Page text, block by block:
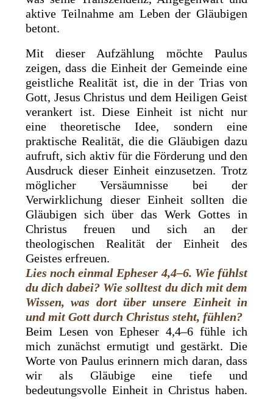
aktive Teilnahme am Leben der Gläubigen
betont.
Mit dieser Aufzählung möchte Paulus
zeigen, dass die Einheit der Gemeinde eine
geistliche Realität ist, die in der Trias von
Gott, Jesus Christus und dem Heiligen Geist
verankert ist. Diese Einheit ist nicht nur
eine theoretische Idee, sondern eine
praktische Realität, die die Gläubigen dazu
aufruft, sich aktiv für die Förderung und den
Ausdruck dieser Einheit einzusetzen. Trotz
möglicher Versäumnisse bei der
Verwirklichung dieser Einheit sollten die
Gläubigen sich über das Werk Gottes in
Christus freuen und sich an der
theologischen Realität der Einheit des
Geistes erfreuen.
Lies noch einmal Epheser 4,4–6. Wie fühlst
du dich dabei? Wie solltest du dich mit dem
Wissen, was dort über unsere Einheit in
und mit Gott durch Christus steht, fühlen?
Beim Lesen von Epheser 4,4–6 fühle ich
mich zunächst ermutigt und gestärkt. Die
Worte von Paulus erinnern mich daran, dass
wir als Gläubige eine tiefe und
bedeutungsvolle Einheit in Christus haben.